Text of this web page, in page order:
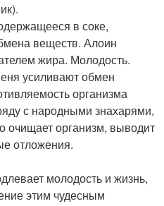
в соке,
веществ. Алоин
жира. Молодость.
усиливают обмен
организма
с народными знахарями,
очищает организм, выводит
отложения.
молодость и жизнь,
этим чудесным